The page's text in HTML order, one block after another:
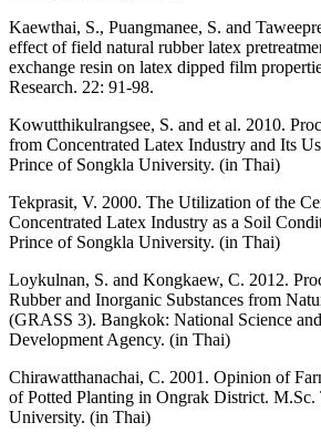
Kaewthai, S., Puangmanee, S. and
effect of field natural rubber latex
exchange resin on latex dipped film
Research. 22: 91-98.
Kowutthikulrangsee, S. and et al. 2010.
from Concentrated Latex Industry and Its
Prince of Songkla University. (in Thai)
Tekprasit, V. 2000. The Utilization of the
Concentrated Latex Industry as a Soil
Prince of Songkla University. (in Thai)
Loykulnan, S. and Kongkaew, C. 2012.
Rubber and Inorganic Substances from
(GRASS 3). Bangkok: National Science
Development Agency. (in Thai)
Chirawatthanachai, C. 2001. Opinion of
of Potted Planting in Ongrak District. M.Sc.
University. (in Thai)